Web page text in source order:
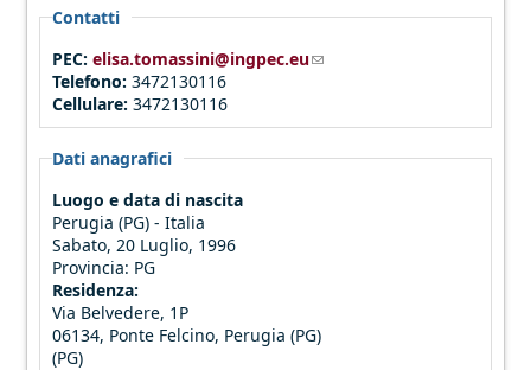
Contatti
PEC:elisa.tomassini@ingpec.eu(link sends e-mail)
Telefono:3472130116
Cellulare:3472130116
Dati anagrafici
Luogo e data di nascita
Perugia (PG) - Italia
Sabato, 20 Luglio, 1996
Provincia: PG
Residenza:
Via Belvedere, 1P
06134, Ponte Felcino, Perugia (PG)
(PG)